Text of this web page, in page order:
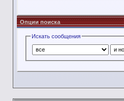
Опции поиска
Искать сообщения